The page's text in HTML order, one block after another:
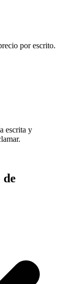
por escrito.
escrita y